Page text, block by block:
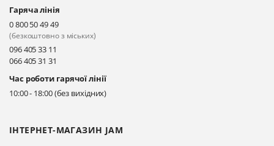
Київ, вул. Драгоманова 31-д
Прокласти маршрут
Київ, вул. Драгоманова 31-д
Прокласти маршрут
ІНТЕРНЕТ-МАГАЗИН JAM
Гаряча лінія
0 800 50 49 49
(безкоштовно з міських)
096 405 33 11
066 405 31 31
Час роботи гарячої лінії
10:00 - 18:00 (без вихідних)